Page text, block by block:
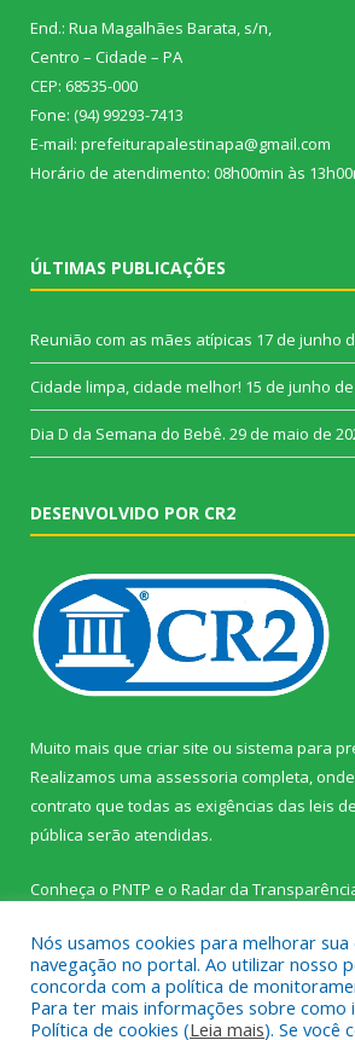
End.: Rua Magalhães Barata, s/n,
Centro – Cidade – PA
CEP: 68535-000
Fone: (94) 99293-7413
E-mail: prefeiturapalestinapa@gmail.com
Horário de atendimento: 08h00min às
ÚLTIMAS PUBLICAÇÕES
Reunião com as mães atípicas 17 de junho
Cidade limpa, cidade melhor! 15 de junho
Dia D da Semana do Bebê. 29 de maio de
DESENVOLVIDO POR CR2
Muito mais que criar site ou sistema para
Realizamos uma assessoria completa,
contrato que todas as exigências das leis
pública serão atendidas.
Conheça o PNTP e o Radar da
Todos os direitos reservados a Prefeitura
Nós usamos cookies para melhorar sua
navegação no portal. Ao utilizar nosso
concorda com a política de
Para ter mais informações sobre como
Política de cookies (Leia mais). Se você